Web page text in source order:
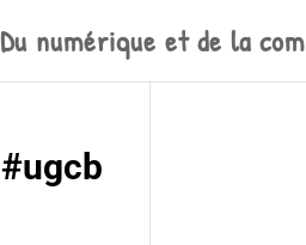
Du numérique et de la com